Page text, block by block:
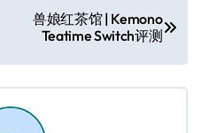
兽娘红茶馆 | Kemono
Teatime Switch评测